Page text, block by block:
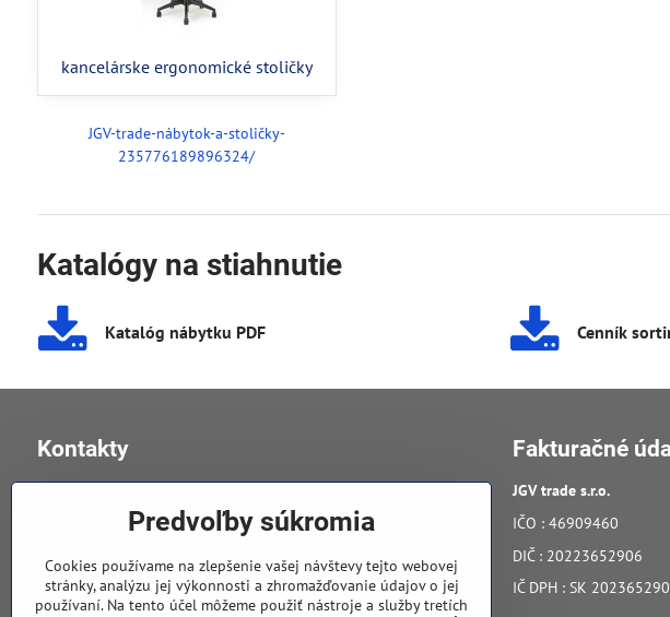
kancelárske ergonomické stoličky
JGV-trade-nábytok-a-stoličky-
235776189896324/
Katalógy na stiahnutie
Katalóg nábytku PDF Cenník
Kontakty
v Úvoze 11, 040 01 Košice
0905 258 196
Fakturačné
JGV trade s​.r​.o​.
IČO : 46909460
DIČ : 20223652906
IČ DPH : SK
Predvoľby súkromia
Cookies používame na zlepšenie vašej návštevy tejto webovej
stránky, analýzu jej výkonnosti a zhromažďovanie údajov o jej
používaní. Na tento účel môžeme použiť nástroje a služby tretích